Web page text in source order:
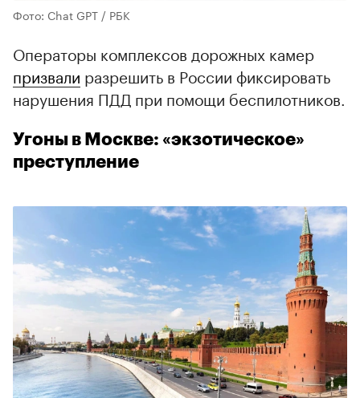
Фото: Chat GPT / РБК
Операторы комплексов дорожных камер
призвали разрешить в России фиксировать
нарушения ПДД при помощи беспилотников.
Угоны в Москве: «экзотическое»
преступление